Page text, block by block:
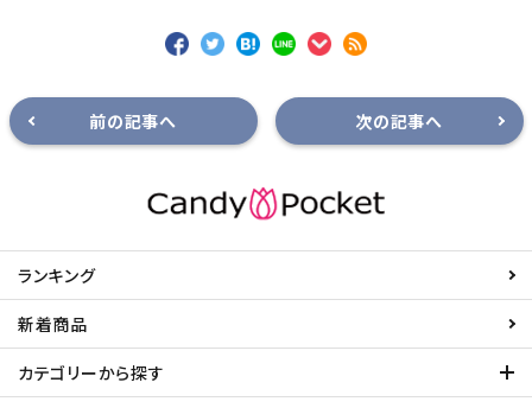
前の記事へ 次の記事へ
ランキング
新着商品
カテゴリーから探す